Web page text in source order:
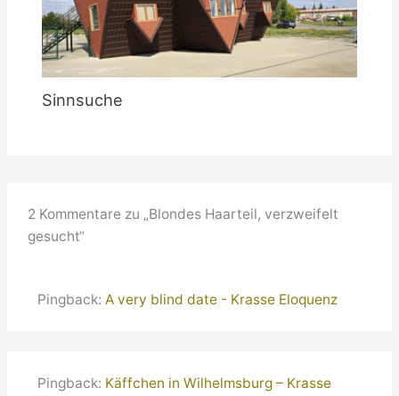
Sinnsuche
2 Kommentare zu „Blondes Haarteil, verzweifelt
gesucht“
Pingback: A very blind date - Krasse Eloquenz
Pingback: Käffchen in Wilhelmsburg – Krasse